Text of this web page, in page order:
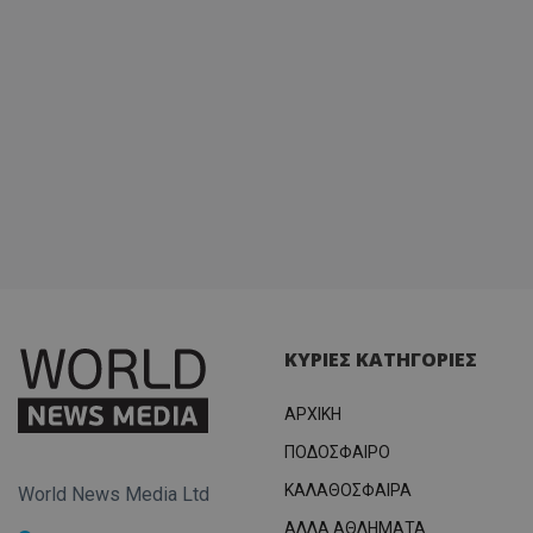
World News Media Ltd
ΚΥΡΙΕΣ ΚΑΤΗΓΟΡΙΕΣ
ΑΡΧΙΚΗ
ΠΟΔΟΣΦΑΙΡΟ
ΚΑΛΑΘΟΣΦΑΙΡΑ
ΑΛΛΑ ΑΘΛΗΜΑΤΑ